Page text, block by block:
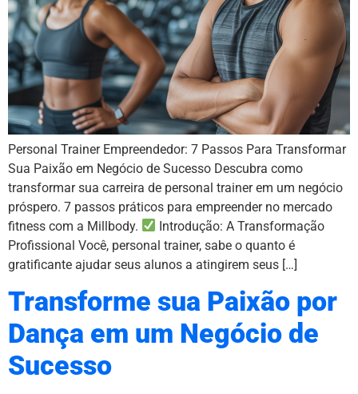
Personal Trainer Empreendedor: 7 Passos Para Transformar
Sua Paixão em Negócio de Sucesso Descubra como
transformar sua carreira de personal trainer em um negócio
próspero. 7 passos práticos para empreender no mercado
fitness com a Millbody.
Introdução: A Transformação
Profissional Você, personal trainer, sabe o quanto é
gratificante ajudar seus alunos a atingirem seus […]
Transforme sua Paixão por
Dança em um Negócio de
Sucesso